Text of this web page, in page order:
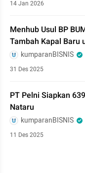
14 Jan 2026
Menhub Usul BP
Tambah Kapal Baru
kumparanBISNIS
31 Des 2025
PT Pelni Siapkan
Nataru
kumparanBISNIS
11 Des 2025